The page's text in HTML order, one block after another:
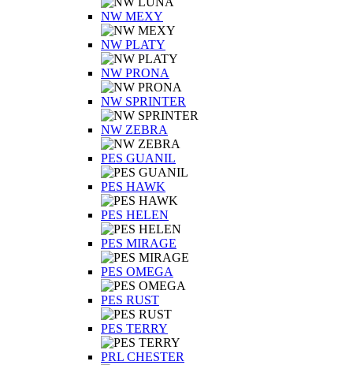
NW MEXY
NW PLATY
NW PRONA
NW SPRINTER
NW ZEBRA
PES GUANIL
PES HAWK
PES HELEN
PES MIRAGE
PES OMEGA
PES RUST
PES TERRY
PRL CHESTER